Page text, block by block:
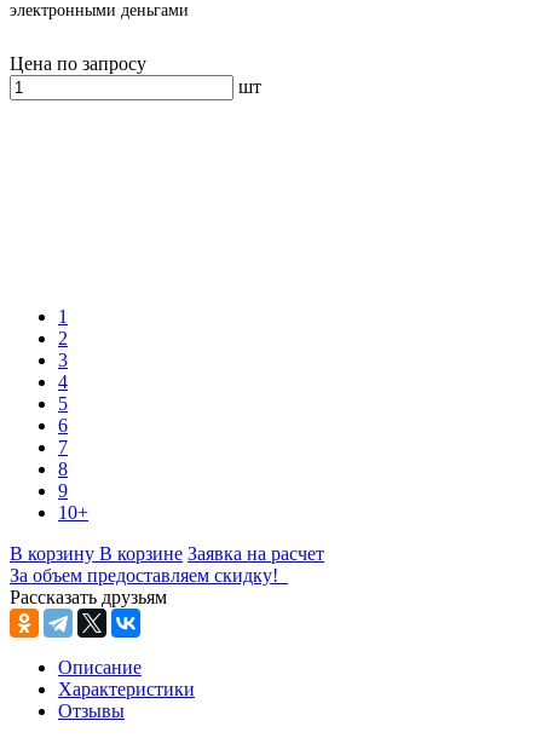
электронными деньгами
Цена по запросу
шт
1
2
3
4
5
6
7
8
9
10+
В корзину В корзине Заявка на расчет
За объем предоставляем скидку!
Рассказать друзьям
Описание
Характеристики
Отзывы